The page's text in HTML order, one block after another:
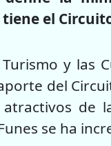
el
y las
del
atractivos de
se ha